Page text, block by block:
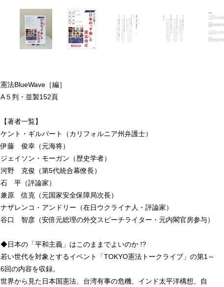
憲法BlueWave［編］
A５判・並製152頁
【著者一覧】
ケント・ギルバート（カリフォルニア州弁護士）
伊藤 俊幸（元海将）
ジェイソン・モーガン（歴史学者）
河野 克俊（第5代統合幕僚長）
石 平（評論家）
兼原 信克（元国家安全保障局次長）
ナザレンコ・アンドリー（在日ウクライナ人・評論家）
谷口 智彦（安倍元総理の外交スピーチライター・元内閣官房参与）
◆日本の「平和主義」はこのままでよいのか !?
若い世代を対象とするイベント「TOKYO憲法トークライブ」の第1～
6回の内容を収録。
世界から見た日本国憲法、台湾有事の危機、インド太平洋構想、自